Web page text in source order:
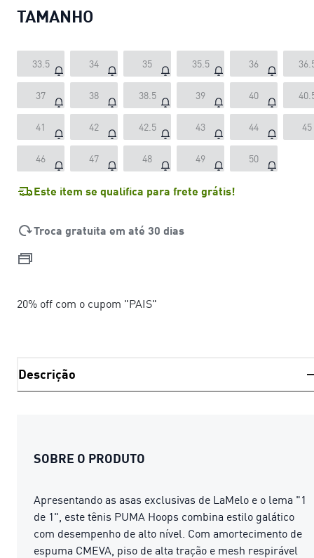
TAMANHO
33.5 34 35 35.5 36
37 38 38.5 39 40
41 42 42.5 43 44 45
46 47 48 49 50
Este item se qualifica para frete grátis!
Troca gratuita em até 30 dias
20% off com o cupom "PAIS"
Descrição
SOBRE O PRODUTO
Apresentando as asas exclusivas de LaMelo e o lema "1
de 1", este tênis PUMA Hoops combina estilo galático
com desempenho de alto nível. Com amortecimento de
espuma CMEVA, piso de alta tração e mesh respirável